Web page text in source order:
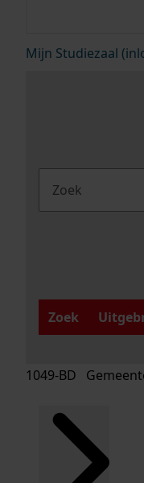
Mijn Studiezaal
Zoek
1049-BD